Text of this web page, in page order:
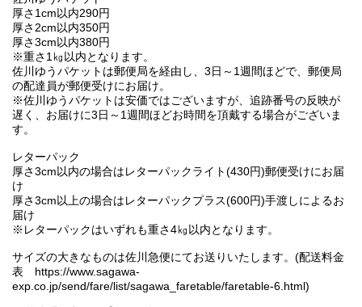
厚さ1cm以内290円
厚さ2cm以内350円
厚さ3cm以内380円
※重さ1㎏以内となります。
佐川ゆうパケットは郵便局を経由し、3日～1週間ほどで、郵便局
の配達員が郵便受けにお届け。
※佐川ゆうパケットは安価ではございますが、追跡番号の反映が
遅く、お届けに3日～1週間ほどお時間を頂戴する場合がございま
す。
レターパック
厚さ3cm以内の場合はレターパックライト(430円)郵便受けにお届
け
厚さ3cm以上の場合はレターパックプラス(600円)手渡しによるお
届け
※レターパックはいずれも重さ4㎏以内となります。
サイズの大きなものは佐川急便にてお送りいたします。(配送料金
表 https://www.sagawa-
exp.co.jp/send/fare/list/sagawa_faretable/faretable-6.html)